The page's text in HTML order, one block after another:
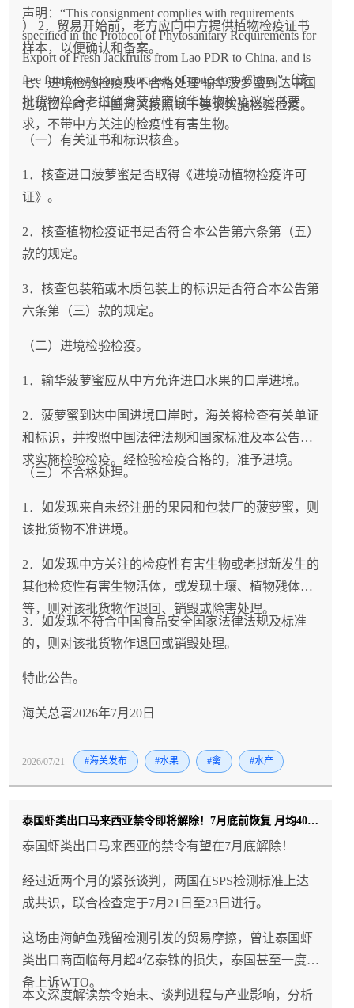
声明：“This consignment complies with requirements
specified in the Protocol of Phytosanitary Requirements for
Export of Fresh Jackfruits from Lao PDR to China, and is
free from any quarantine pests of concern to China.”（该
批货物符合老挝鲜食菠萝蜜输华植物检疫议定书要
求，不带中方关注的检疫性有害生物。
） 2．贸易开始前，老方应向中方提供植物检疫证书
样本，以便确认和备案。
七、进境检验检疫及不合格处理 输华菠萝蜜到达中国
进境口岸时，中国海关按照以下要求实施检验检疫。
（一）有关证书和标识核查。
1．核查进口菠萝蜜是否取得《进境动植物检疫许可
证》。
2．核查植物检疫证书是否符合本公告第六条第（五）
款的规定。
3．核查包装箱或木质包装上的标识是否符合本公告第
六条第（三）款的规定。
（二）进境检验检疫。
1．输华菠萝蜜应从中方允许进口水果的口岸进境。
2．菠萝蜜到达中国进境口岸时，海关将检查有关单证
和标识，并按照中国法律法规和国家标准及本公告要
求实施检验检疫。经检验检疫合格的，准予进境。
（三）不合格处理。
1．如发现来自未经注册的果园和包装厂的菠萝蜜，则
该批货物不准进境。
2．如发现中方关注的检疫性有害生物或老挝新发生的
其他检疫性有害生物活体，或发现土壤、植物残体
等，则对该批货物作退回、销毁或除害处理。
3．如发现不符合中国食品安全国家法律法规及标准
的，则对该批货物作退回或销毁处理。
特此公告。
海关总署2026年7月20日
2026/07/21 #海关发布 #水果 #禽 #水产
泰国虾类出口马来西亚禁令即将解除！7月底前恢复 月均400吨市场重开
泰国虾类出口马来西亚的禁令有望在7月底解除！
经过近两个月的紧张谈判，两国在SPS检测标准上达
成共识，联合检查定于7月21日至23日进行。
这场由海鲈鱼残留检测引发的贸易摩擦，曾让泰国虾
类出口商面临每月超4亿泰铢的损失，泰国甚至一度准
备上诉WTO。
本文深度解读禁令始末、谈判进程与产业影响，分析